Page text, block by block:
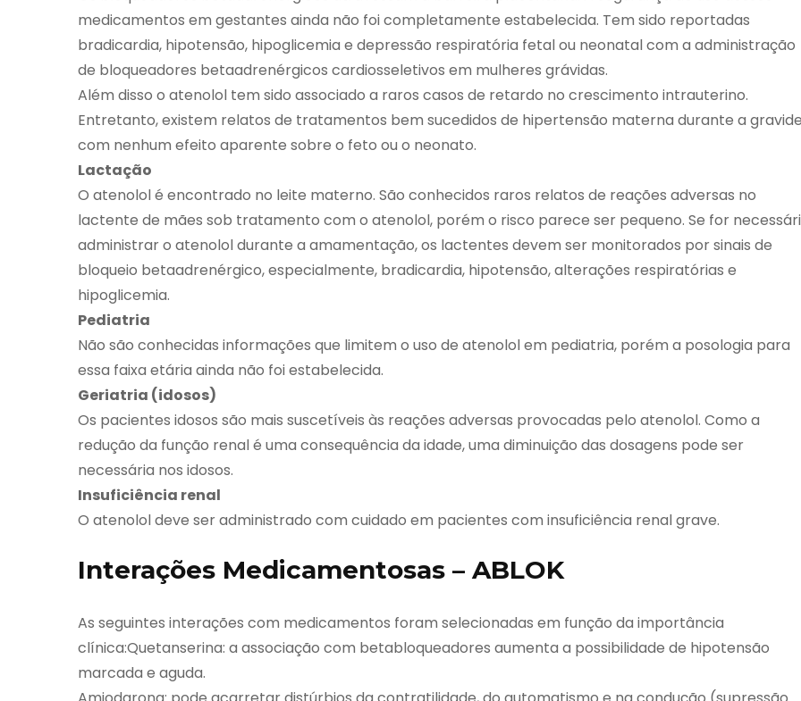
medicamentos em gestantes ainda não foi completamente estabelecida. Tem sido reportadas
bradicardia, hipotensão, hipoglicemia e depressão respiratória fetal ou neonatal com a administração
de bloqueadores betaadrenérgicos cardiosseletivos em mulheres grávidas.
Além disso o atenolol tem sido associado a raros casos de retardo no crescimento intrauterino.
Entretanto, existem relatos de tratamentos bem sucedidos de hipertensão materna durante a
com nenhum efeito aparente sobre o feto ou o neonato.
Lactação
O atenolol é encontrado no leite materno. São conhecidos raros relatos de reações adversas no
lactente de mães sob tratamento com o atenolol, porém o risco parece ser pequeno. Se for
administrar o atenolol durante a amamentação, os lactentes devem ser monitorados por sinais de
bloqueio betaadrenérgico, especialmente, bradicardia, hipotensão, alterações respiratórias e
hipoglicemia.
Pediatria
Não são conhecidas informações que limitem o uso de atenolol em pediatria, porém a posologia para
essa faixa etária ainda não foi estabelecida.
Geriatria (idosos)
Os pacientes idosos são mais suscetíveis às reações adversas provocadas pelo atenolol. Como a
redução da função renal é uma consequência da idade, uma diminuição das dosagens pode ser
necessária nos idosos.
Insuficiência renal
O atenolol deve ser administrado com cuidado em pacientes com insuficiência renal grave.
Interações Medicamentosas – ABLOK
As seguintes interações com medicamentos foram selecionadas em função da importância
clínica:Quetanserina: a associação com betabloqueadores aumenta a possibilidade de hipotensão
marcada e aguda.